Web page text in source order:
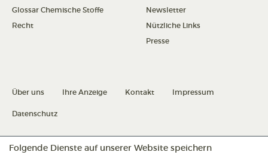
Glossar Chemische Stoffe
Recht
Newsletter
Nützliche Links
Presse
Über uns Ihre Anzeige Kontakt Impressum
Datenschutz
Datenschutz konfigurieren
Folgende Dienste auf unserer Website speichern